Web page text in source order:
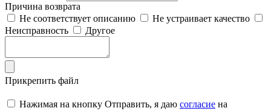
Причина возврата
Не соответствует описанию
Не устраивает качество
Неисправность
Другое
Прикрепить файл
Нажимая на кнопку Отправить, я даю согласие на